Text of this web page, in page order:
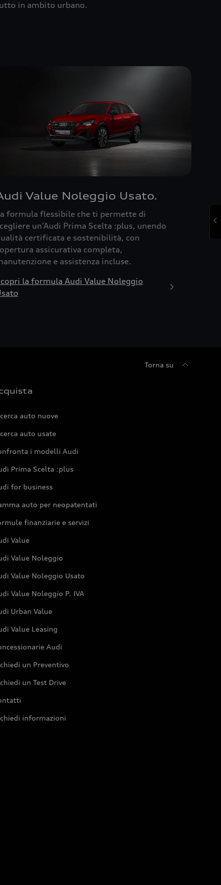
in ambito urbano.
Value Noleggio Usato.
formula flessibile che ti permette di
un’Audi Prima Scelta :plus, unendo
certificata e sostenibilità, con
assicurativa completa,
e assistenza incluse.
la formula Audi Value Noleggio
Torna su
auto nuove
auto usate
i modelli Audi
Prima Scelta :plus
for business
auto per neopatentati
finanziarie e servizi
Value
Value Noleggio
Value Noleggio Usato
Value Noleggio P. IVA
Urban Value
Value Leasing
Audi
un Preventivo
un Test Drive
informazioni